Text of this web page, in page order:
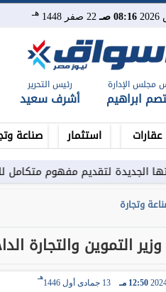
08:16 صـ 22 صفر 1448 هـ
مجلس الإدارة
ابراهيم
رئيس التحرير
أشرف سعيد
عقارات استثمار صناعة
وتجارة
وزير التموين والتجارة
12:50 مـ 13 جمادى أول 1446
هـ